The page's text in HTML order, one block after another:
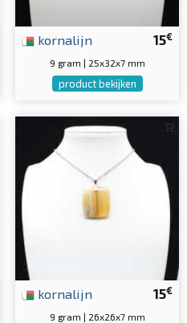
15€
kornalijn
9 gram | 25x32x7 mm
product bekijken
15€
kornalijn
9 gram | 26x26x7 mm